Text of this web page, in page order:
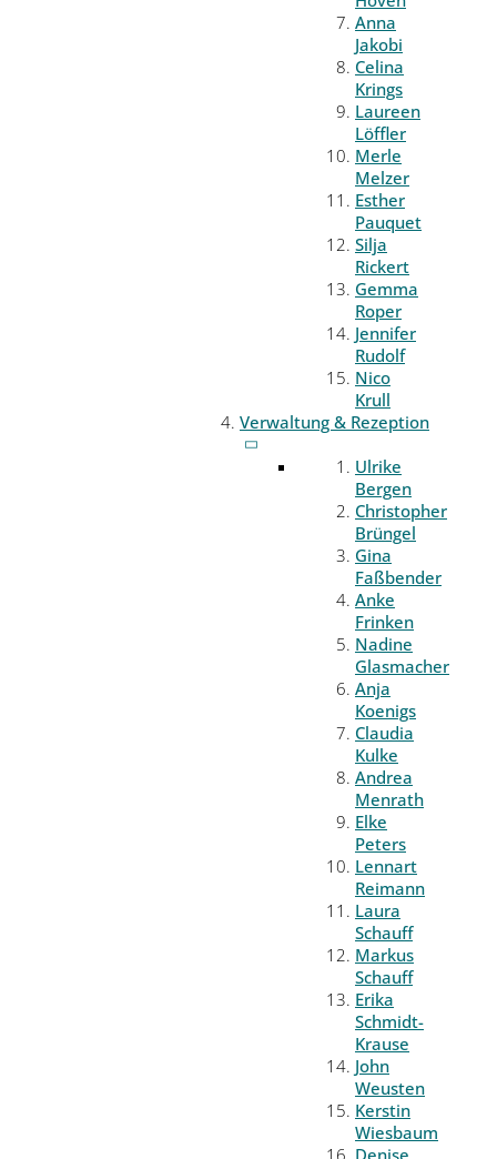
Anna
Jakobi
Celina
Krings
Laureen
Löffler
Merle
Melzer
Esther
Pauquet
Silja
Rickert
Gemma
Roper
Jennifer
Rudolf
Nico
Krull
Verwaltung & Rezeption
Ulrike
Bergen
Christopher
Brüngel
Gina
Faßbender
Anke
Frinken
Nadine
Glasmacher
Anja
Koenigs
Claudia
Kulke
Andrea
Menrath
Elke
Peters
Lennart
Reimann
Laura
Schauff
Markus
Schauff
Erika
Schmidt-
Krause
John
Weusten
Kerstin
Wiesbaum
Denise